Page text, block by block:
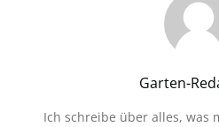
Garten-
Ich schreibe über alles, was